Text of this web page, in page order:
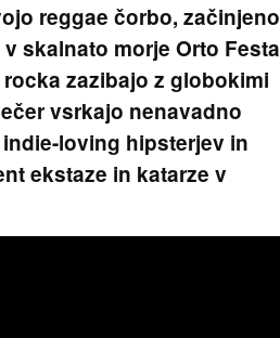
reggae čorbo, začinjeno
skalnato morje Orto Festa
zazibajo z globokimi
vsrkajo nenavadno
loving hipsterjev in
ekstaze in katarze v